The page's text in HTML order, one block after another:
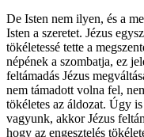
De Isten nem ilyen, és a
Isten a szeretet. Jézus
tökéletessé tette a
népének a szombatja, ez
feltámadás Jézus
nem támadott volna fel,
tökéletes az áldozat. Úgy
vagyunk, akkor Jézus
hogy az engesztelés